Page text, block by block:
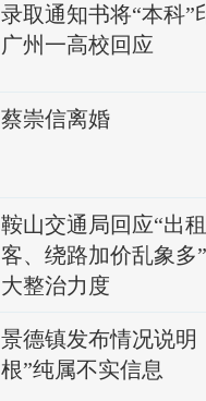
录取通知书将“本科”
广州一高校回应
蔡崇信离婚
鞍山交通局回应“出
客、绕路加价乱象多
大整治力度
景德镇发布情况说明
根”纯属不实信息